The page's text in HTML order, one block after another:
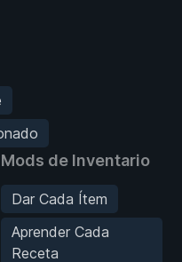
Mods de Inventario
Dar Cada Ítem
Aprender Cada
Receta